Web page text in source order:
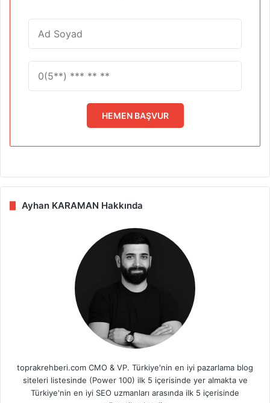
HEMEN BAŞVUR
Ayhan KARAMAN Hakkında
toprakrehberi.com CMO & VP. Türkiye'nin en iyi pazarlama blog
siteleri listesinde (Power 100) ilk 5 içerisinde yer almakta ve
Türkiye'nin en iyi SEO uzmanları arasında ilk 5 içerisinde